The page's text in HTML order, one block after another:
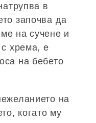
в
започва да
на сучене и
хрема, е
на бебето
на
когато му